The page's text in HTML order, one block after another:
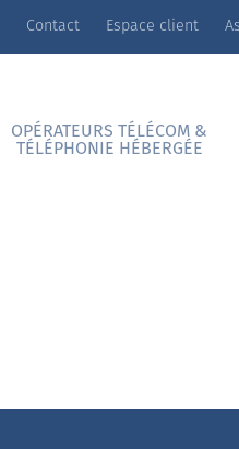
Contact Espace client
OPÉRATEURS TÉLÉCOM &
TÉLÉPHONIE HÉBERGÉE